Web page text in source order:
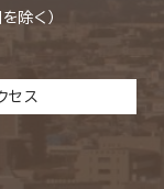
除く）
セス